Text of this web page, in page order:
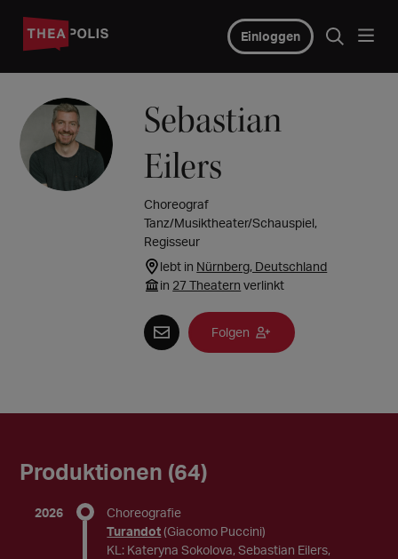
Einloggen
Sebastian
Eilers
Choreograf
Tanz/Musiktheater/Schauspiel,
Regisseur
lebt in Nürnberg, Deutschland
in 27 Theatern verlinkt
Folgen
Produktionen (64)
2026
Choreografie
Turandot (Giacomo Puccini)
KL: Kateryna Sokolova, Sebastian Eilers,